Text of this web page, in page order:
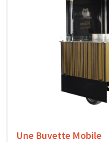
Une Buvette Mobile